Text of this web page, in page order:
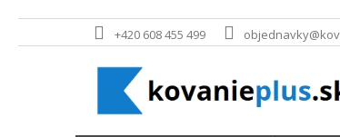
Prejsť na obsah +420 608 455 499